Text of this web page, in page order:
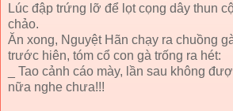
Lúc đập trứng lỡ để lọt cọng dây thun
chảo.
Ăn xong, Nguyệt Hãn chạy ra chuồng
trước hiên, tóm cổ con gà trống ra hét:
_ Tao cảnh cáo mày, lần sau không
nữa nghe chưa!!!